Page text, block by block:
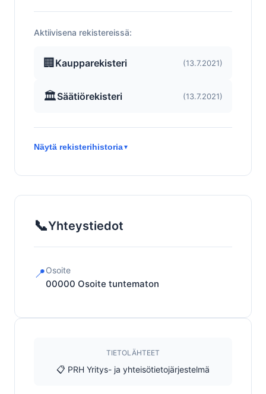
Aktiivisena rekistereissä:
🏢 Kaupparekisteri (13.7.2021)
🏛️Säätiörekisteri (13.7.2021)
Näytä rekisterihistoria▼
📞Yhteystiedot
📍Osoite
00000 Osoite tuntematon
TIETOLÄHTEET
📋 PRH Yritys- ja yhteisötietojärjestelmä